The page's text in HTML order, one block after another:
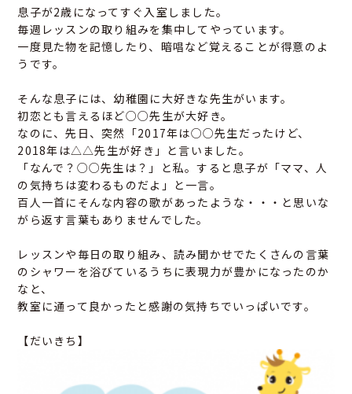
息子が2歳になってすぐ入室しました。
毎週レッスンの取り組みを集中してやっています。
一度見た物を記憶したり、暗唱など覚えることが得意のよ
うです。
そんな息子には、幼稚園に大好きな先生がいます。
初恋とも言えるほど○○先生が大好き。
なのに、先日、突然「2017年は○○先生だったけど、
2018年は△△先生が好き」と言いました。
「なんで？○○先生は？」と私。すると息子が「ママ、人
の気持ちは変わるものだよ」と一言。
百人一首にそんな内容の歌があったような・・・と思いな
がら返す言葉もありませんでした。
レッスンや毎日の取り組み、読み聞かせでたくさんの言葉
のシャワーを浴びているうちに表現力が豊かになったのか
なと、
教室に通って良かったと感謝の気持ちでいっぱいです。
【だいきち】